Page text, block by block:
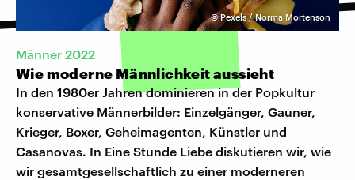
©Pexels / Norma Mortenson
Männer 2022
Wie moderne Männlichkeit aussieht
In den 1980er Jahren dominieren in der Popkultur
konservative Männerbilder: Einzelgänger, Gauner,
Krieger, Boxer, Geheimagenten, Künstler und
Casanovas. In Eine Stunde Liebe diskutieren wir, wie
wir gesamtgesellschaftlich zu einer moderneren